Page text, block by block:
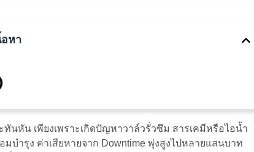
หา
หัน เพียงเพราะเกิดปัญหาวาล์วรั่วซึม สารเคมีหรือไอน้ำ
บำรุง ค่าเสียหายจาก Downtime พุ่งสูงไปหลายแสนบาท